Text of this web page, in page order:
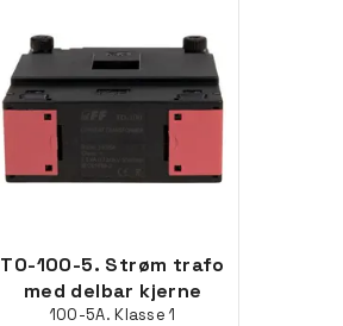
TO-100-5. Strøm trafo
med delbar kjerne
100-5A. Klasse 1